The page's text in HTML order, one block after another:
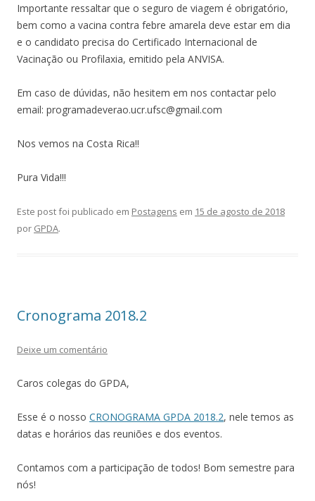
Importante ressaltar que o seguro de viagem é obrigatório,
bem como a vacina contra febre amarela deve estar em dia
e o candidato precisa do Certificado Internacional de
Vacinação ou Profilaxia, emitido pela ANVISA.
Em caso de dúvidas, não hesitem em nos contactar pelo
email: programadeverao.ucr.ufsc@gmail.com
Nos vemos na Costa Rica!!
Pura Vida!!!
Este post foi publicado em Postagens em 15 de agosto de 2018
por GPDA.
Cronograma 2018.2
Deixe um comentário
Caros colegas do GPDA,
Esse é o nosso CRONOGRAMA GPDA 2018.2, nele temos as
datas e horários das reuniões e dos eventos.
Contamos com a participação de todos! Bom semestre para
nós!